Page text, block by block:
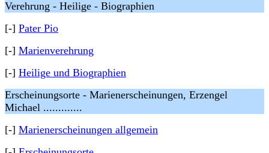
Verehrung - Heilige - Biographien
[-] Pater Pio
[-] Marienverehrung
[-] Heilige und Biographien
Erscheinungsorte - Marienerscheinungen, Erzengel
Michael .............
[-] Marienerscheinungen allgemein